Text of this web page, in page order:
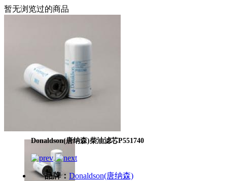
暂无浏览过的商品
Donaldson(唐纳森)柴油滤芯P551740
品牌： Donaldson(唐纳森)